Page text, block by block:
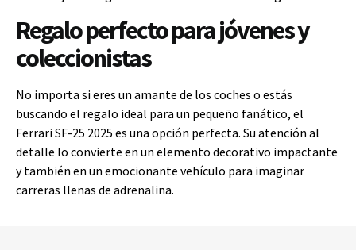
Regalo perfecto para jóvenes y
coleccionistas
No importa si eres un amante de los coches o estás
buscando el regalo ideal para un pequeño fanático, el
Ferrari SF-25 2025 es una opción perfecta. Su atención al
detalle lo convierte en un elemento decorativo impactante
y también en un emocionante vehículo para imaginar
carreras llenas de adrenalina.